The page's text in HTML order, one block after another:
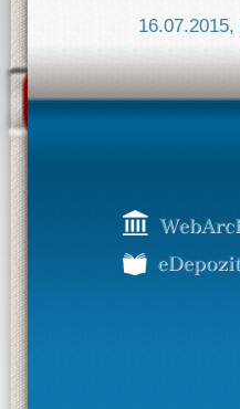
16.07.2015,